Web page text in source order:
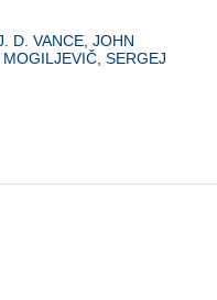
D. VANCE JOHN
SERGEJ